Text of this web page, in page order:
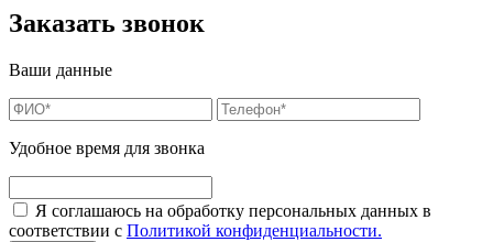
Заказать звонок
Ваши данные
Удобное время для звонка
Я соглашаюсь на обработку персональных данных в
соответствии с Политикой конфиденциальности.